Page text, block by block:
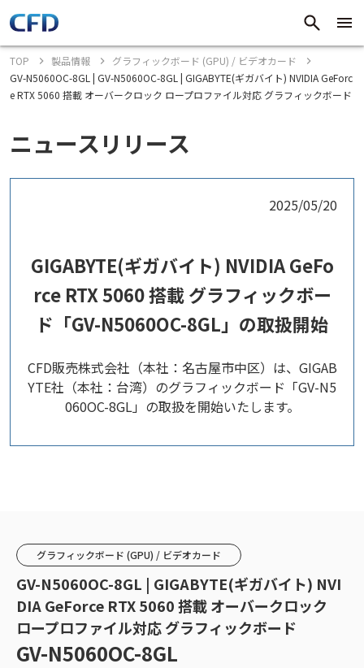
TOP 製品情報
グラフィックボード (GPU) / ビデオカード
GV-N5060OC-8GL | GV-N5060OC-8GL | GIGABYTE(ギガバイト) NVIDIA GeForc
e RTX 5060 搭載 オーバークロック ロープロファイル対応 グラフィックボード
ニュースリリース
2025/05/20
GIGABYTE(ギガバイト) NVIDIA GeFo
rce RTX 5060 搭載 グラフィックボー
ド「GV-N5060OC-8GL」の取扱開始
CFD販売株式会社（本社：名古屋市中区）は、GIGAB
YTE社（本社：台湾）のグラフィックボード「GV-N5
060OC-8GL」の取扱を開始いたします。
グラフィックボード (GPU) / ビデオカード
GV-N5060OC-8GL | GIGABYTE(ギガバイト) NVI
DIA GeForce RTX 5060 搭載 オーバークロック
ロープロファイル対応 グラフィックボード
GV-N5060OC-8GL